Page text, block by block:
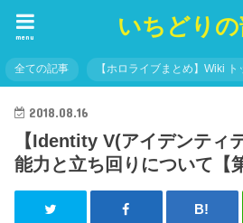
いちどり
menu
全ての記事 【ホロライブまとめ】Wiki ト
2018.08.16
【Identity V(アイデンティ
能力と立ち回りについて【